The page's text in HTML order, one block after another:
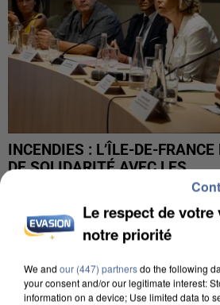
INCENDIES : L’ÎLE-DE-
DE SOLIDARITÉ AVEC LES...
Le respect de votre
notre priorité
We and our (447) partnersdo the following
your consent and/or our legitimate interest:
information on a device; Use limited data to